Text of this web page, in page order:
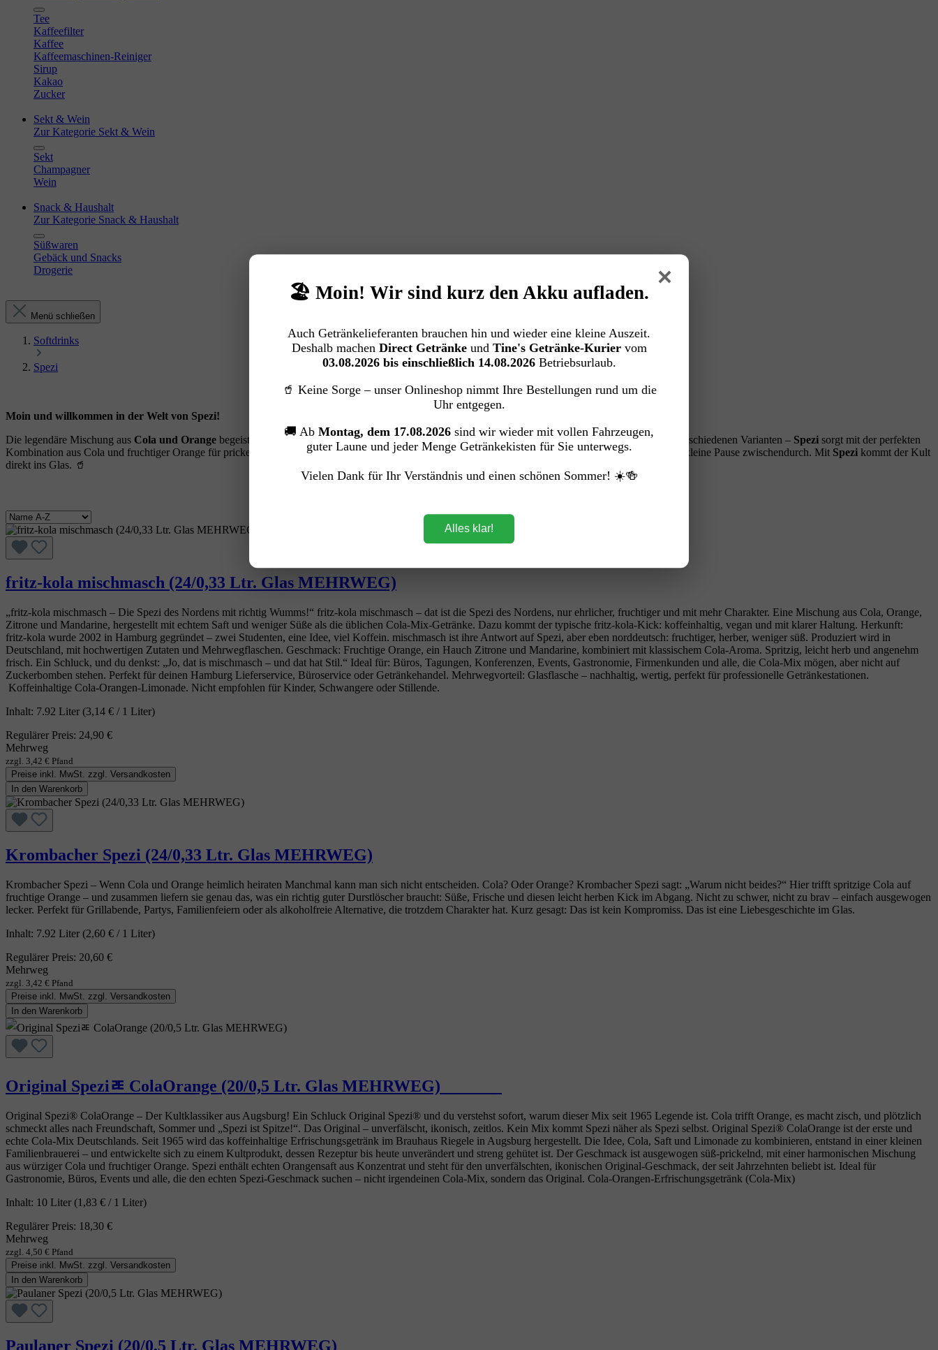
Tee
Kaffeefilter
Kaffee
Kaffeemaschinen-Reiniger
Sirup
Kakao
Zucker
Sekt & Wein
Zur Kategorie Sekt & Wein
Sekt
Champagner
Wein
Snack & Haushalt
Zur Kategorie Snack & Haushalt
Süßwaren
Gebäck und Snacks
Drogerie
Menü schließen
Softdrinks
Spezi
Moin und willkommen in der Welt von Spezi!
Die legendäre Mischung aus Cola und Orange begeistert seit Generationen mit ihrem unverwechselbaren Geschmack. Ob klassisch, zuckerfrei oder in verschiedenen Varianten – Spezi sorgt mit der perfekten
Kombination aus Cola und fruchtiger Orange für prickelnde Erfrischung bei jeder Gelegenheit. Ideal für Zuhause, Partys, Grillabende oder einfach für die kleine Pause zwischendurch. Mit Spezi kommt der Kult
direkt ins Glas. 🥤
fritz-kola mischmasch (24/0,33 Ltr. Glas MEHRWEG)
„fritz‑kola mischmasch – Die Spezi des Nordens mit richtig Wumms!“ fritz‑kola mischmasch – dat ist die Spezi des Nordens, nur ehrlicher, fruchtiger und mit mehr Charakter. Eine Mischung aus Cola, Orange,
Zitrone und Mandarine, hergestellt mit echtem Saft und weniger Süße als die üblichen Cola‑Mix‑Getränke. Dazu kommt der typische fritz‑kola‑Kick: koffeinhaltig, vegan und mit klarer Haltung. Herkunft:
fritz‑kola wurde 2002 in Hamburg gegründet – zwei Studenten, eine Idee, viel Koffein. mischmasch ist ihre Antwort auf Spezi, aber eben norddeutsch: fruchtiger, herber, weniger süß. Produziert wird in
Deutschland, mit hochwertigen Zutaten und Mehrwegflaschen. Geschmack: Fruchtige Orange, ein Hauch Zitrone und Mandarine, kombiniert mit klassischem Cola‑Aroma. Spritzig, leicht herb und angenehm
frisch. Ein Schluck, und du denkst: „Jo, dat is mischmasch – und dat hat Stil.“ Ideal für: Büros, Tagungen, Konferenzen, Events, Gastronomie, Firmenkunden und alle, die Cola‑Mix mögen, aber nicht auf
Zuckerbomben stehen. Perfekt für deinen Hamburg Lieferservice, Büroservice oder Getränkehandel. Mehrwegvorteil: Glasflasche – nachhaltig, wertig, perfekt für professionelle Getränkestationen.
Koffeinhaltige Cola‑Orangen‑Limonade. Nicht empfohlen für Kinder, Schwangere oder Stillende.
Inhalt: 7.92 Liter (3,14 € / 1 Liter)
Regulärer Preis: 24,90 €
Mehrweg
zzgl. 3,42 € Pfand
Preise inkl. MwSt. zzgl. Versandkosten
In den Warenkorb
Krombacher Spezi (24/0,33 Ltr. Glas MEHRWEG)
Krombacher Spezi – Wenn Cola und Orange heimlich heiraten Manchmal kann man sich nicht entscheiden. Cola? Oder Orange? Krombacher Spezi sagt: „Warum nicht beides?“ Hier trifft spritzige Cola auf
fruchtige Orange – und zusammen liefern sie genau das, was ein richtig guter Durstlöscher braucht: Süße, Frische und diesen leicht herben Kick im Abgang. Nicht zu schwer, nicht zu brav – einfach ausgewogen
lecker. Perfekt für Grillabende, Partys, Familienfeiern oder als alkoholfreie Alternative, die trotzdem Charakter hat. Kurz gesagt: Das ist kein Kompromiss. Das ist eine Liebesgeschichte im Glas.
Inhalt: 7.92 Liter (2,60 € / 1 Liter)
Regulärer Preis: 20,60 €
Mehrweg
zzgl. 3,42 € Pfand
Preise inkl. MwSt. zzgl. Versandkosten
In den Warenkorb
Original Speziﾮ ColaOrange (20/0,5 Ltr. Glas MEHRWEG)ﾠﾠﾠﾠ
Original Spezi® ColaOrange – Der Kultklassiker aus Augsburg! Ein Schluck Original Spezi® und du verstehst sofort, warum dieser Mix seit 1965 Legende ist. Cola trifft Orange, es macht zisch, und plötzlich
schmeckt alles nach Freundschaft, Sommer und „Spezi ist Spitze!“. Das Original – unverfälscht, ikonisch, zeitlos. Kein Mix kommt Spezi näher als Spezi selbst. Original Spezi® ColaOrange ist der erste und
echte Cola‑Mix Deutschlands. Seit 1965 wird das koffeinhaltige Erfrischungsgetränk im Brauhaus Riegele in Augsburg hergestellt. Die Idee, Cola, Saft und Limonade zu kombinieren, entstand in einer kleinen
Familienbrauerei – und entwickelte sich zu einem Kultprodukt, dessen Rezeptur bis heute unverändert und streng gehütet ist. Der Geschmack ist ausgewogen süß‑prickelnd, mit einer harmonischen Mischung
aus würziger Cola und fruchtiger Orange. Spezi enthält echten Orangensaft aus Konzentrat und steht für den unverfälschten, ikonischen Original‑Geschmack, der seit Jahrzehnten beliebt ist. Ideal für
Gastronomie, Büros, Events und alle, die den echten Spezi‑Geschmack suchen – nicht irgendeinen Cola‑Mix, sondern das Original. Cola‑Orangen‑Erfrischungsgetränk (Cola‑Mix)
Inhalt: 10 Liter (1,83 € / 1 Liter)
Regulärer Preis: 18,30 €
Mehrweg
zzgl. 4,50 € Pfand
Preise inkl. MwSt. zzgl. Versandkosten
In den Warenkorb
Paulaner Spezi (20/0,5 Ltr. Glas MEHRWEG)
×
🏖️ Moin! Wir sind kurz den Akku aufladen.
Auch Getränkelieferanten brauchen hin und wieder eine kleine Auszeit.
Deshalb machen Direct Getränkeund Tine's Getränke-Kuriervom
03.08.2026 bis einschließlich 14.08.2026Betriebsurlaub.
🥤 Keine Sorge – unser Onlineshop nimmt Ihre Bestellungen rund um die
Uhr entgegen.
🚚 Ab Montag, dem 17.08.2026 sind wir wieder mit vollen Fahrzeugen,
guter Laune und jeder Menge Getränkekisten für Sie unterwegs.
Vielen Dank für Ihr Verständnis und einen schönen Sommer! ☀️🍻
Alles klar!